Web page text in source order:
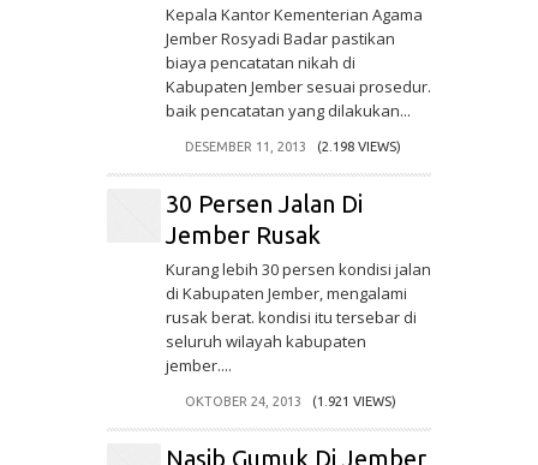
Kepala Kantor Kementerian Agama
Jember Rosyadi Badar pastikan
biaya pencatatan nikah di
Kabupaten Jember sesuai prosedur.
baik pencatatan yang dilakukan...
DESEMBER 11, 2013 (2.198 VIEWS)
30 Persen Jalan Di
Jember Rusak
Kurang lebih 30 persen kondisi jalan
di Kabupaten Jember, mengalami
rusak berat. kondisi itu tersebar di
seluruh wilayah kabupaten
jember....
OKTOBER 24, 2013 (1.921 VIEWS)
Nasib Gumuk Di Jember